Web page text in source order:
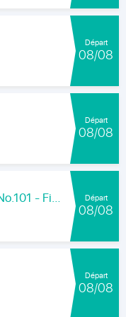
Départ
08/08
Départ
08/08
Winning Key Farm Hambletonian No.101 - Final Départ
08/08
Départ
08/08